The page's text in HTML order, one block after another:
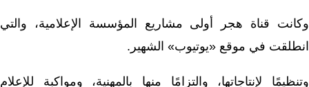
وكانت قناة هجر أولى مشاريع المؤسسة الإعلامية، والتي
انطلقت في موقع «يوتيوب» الشهير.
وتنظيمًا لإنتاجاتها، والتزامًا منها بالمهنية، ومواكبة للإعلام